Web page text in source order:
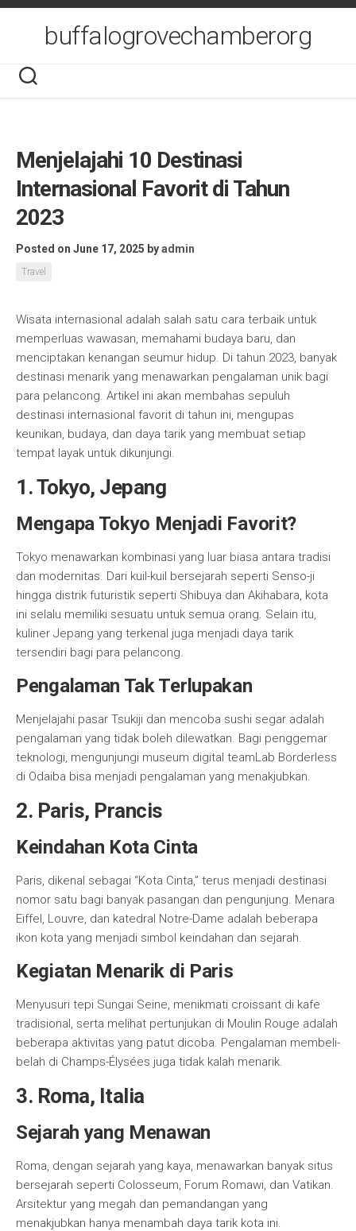
Skip
buffalogrovechamberorg
Menjelajahi 10 Destinasi
Internasional Favorit di Tahun
2023
Posted on June 17, 2025 byadmin
Travel
Wisata internasional adalah salah satu cara terbaik untuk
memperluas wawasan, memahami budaya baru, dan
menciptakan kenangan seumur hidup. Di tahun 2023, banyak
destinasi menarik yang menawarkan pengalaman unik bagi
para pelancong. Artikel ini akan membahas sepuluh
destinasi internasional favorit di tahun ini, mengupas
keunikan, budaya, dan daya tarik yang membuat setiap
tempat layak untuk dikunjungi.
1. Tokyo, Jepang
Mengapa Tokyo Menjadi Favorit?
Tokyo menawarkan kombinasi yang luar biasa antara tradisi
dan modernitas. Dari kuil-kuil bersejarah seperti Senso-ji
hingga distrik futuristik seperti Shibuya dan Akihabara, kota
ini selalu memiliki sesuatu untuk semua orang. Selain itu,
kuliner Jepang yang terkenal juga menjadi daya tarik
tersendiri bagi para pelancong.
Pengalaman Tak Terlupakan
Menjelajahi pasar Tsukiji dan mencoba sushi segar adalah
pengalaman yang tidak boleh dilewatkan. Bagi penggemar
teknologi, mengunjungi museum digital teamLab Borderless
di Odaiba bisa menjadi pengalaman yang menakjubkan.
2. Paris, Prancis
Keindahan Kota Cinta
Paris, dikenal sebagai “Kota Cinta,” terus menjadi destinasi
nomor satu bagi banyak pasangan dan pengunjung. Menara
Eiffel, Louvre, dan katedral Notre-Dame adalah beberapa
ikon kota yang menjadi simbol keindahan dan sejarah.
Kegiatan Menarik di Paris
Menyusuri tepi Sungai Seine, menikmati croissant di kafe
tradisional, serta melihat pertunjukan di Moulin Rouge adalah
beberapa aktivitas yang patut dicoba. Pengalaman membeli-
belah di Champs-Élysées juga tidak kalah menarik.
3. Roma, Italia
Sejarah yang Menawan
Roma, dengan sejarah yang kaya, menawarkan banyak situs
bersejarah seperti Colosseum, Forum Romawi, dan Vatikan.
Arsitektur yang megah dan pemandangan yang
menakjubkan hanya menambah daya tarik kota ini.